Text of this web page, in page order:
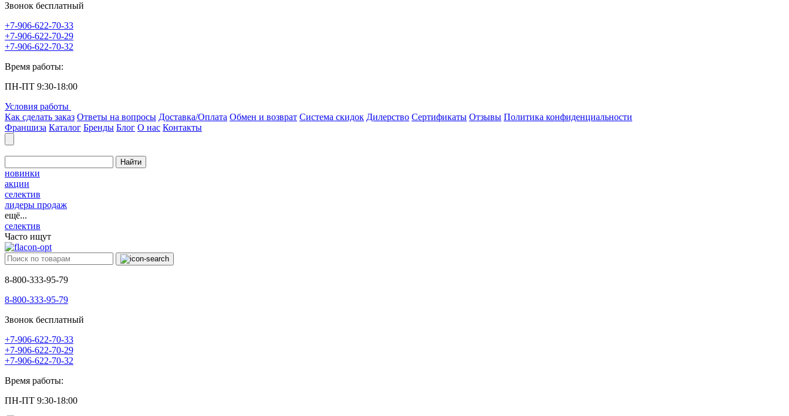
Звонок бесплатный
+7-906-622-70-33
+7-906-622-70-29
+7-906-622-70-32
Время работы:
ПН-ПТ 9:30-18:00
Условия работы
Как сделать заказ Ответы на вопросы Доставка/Оплата Обмен и возврат Система скидок Дилерство Сертификаты Отзывы Политика конфиденциальности
Франшиза Каталог Бренды Блог О нас Контакты
Найти
новинки
акции
селектив
лидеры продаж
ещё...
селектив
Часто ищут
8-800-333-95-79
8-800-333-95-79
Звонок бесплатный
+7-906-622-70-33
+7-906-622-70-29
+7-906-622-70-32
Время работы:
ПН-ПТ 9:30-18:00